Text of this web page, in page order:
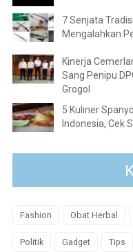
7 Senjata
Mengalahkan
Kinerja
Sang Penipu
Grogol
5 Kuliner
Indonesia, Cek
Fashion Obat Herbal
Politik Gadget Tips